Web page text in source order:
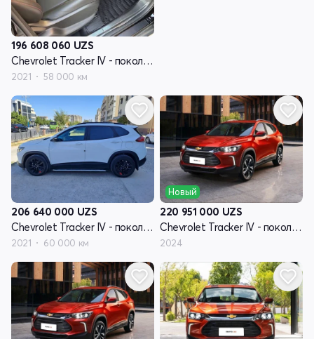
196 608 060 UZS
Chevrolet Tracker IV - поколение
2021 58 000 км
206 640 000 UZS
Chevrolet Tracker IV - поколение
2021 60 000 км
Новый
220 951 000 UZS
Chevrolet Tracker IV - поколение
2024